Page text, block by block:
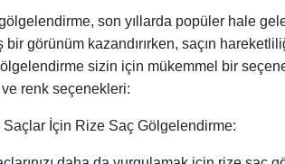
son yıllarda popüler hale
görünüm kazandırırken, saçın
sizin için mükemmel bir
renk seçenekleri:
Saçlar İçin Rize Saç Gölgelendirme: